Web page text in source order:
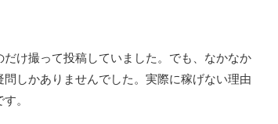
け撮って投稿していました。でも、なかなか
しかありませんでした。実際に稼げない理由
。